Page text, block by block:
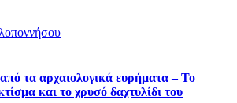
τα αρχαιολογικά ευρήματα – Το
και το χρυσό δαχτυλίδι του